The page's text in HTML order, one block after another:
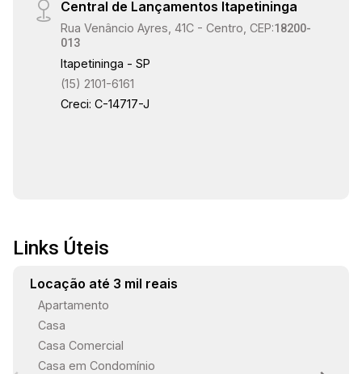
16:00
16:30
17:30
18:00
Central de Lançamentos Itapetininga
Rua Venâncio Ayres, 41C - Centro, CEP:18200-
013
Itapetininga - SP
(15) 2101-6161
Creci: C-14717-J
Links Úteis
Locação até 3 mil reais
Apartamento
Casa
Casa Comercial
Casa em Condomínio